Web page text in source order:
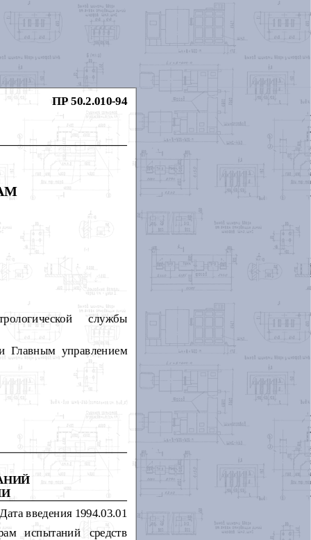
ПР 50.2.010-94
службы
Главным управлением
Дата введения 1994.03.01
испытаний средств